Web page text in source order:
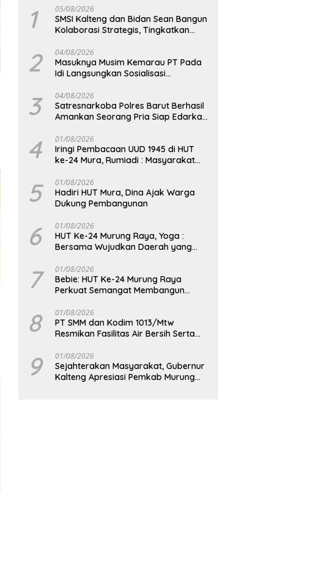
1 05/08/2026
SMSI Kalteng dan Bidan Sean Bangun
Kolaborasi Strategis, Tingkatkan
2 04/08/2026
Masuknya Musim Kemarau PT Pada
Idi Langsungkan Sosialisasi
3 04/08/2026
Satresnarkoba Polres Barut Berhasil
Amankan Seorang Pria Siap Edarkan
Gram
4 01/08/2026
Iringi Pembacaan UUD 1945 di HUT
ke-24 Mura, Rumiadi : Masyarakat
yang Lebih Besar
5 01/08/2026
Hadiri HUT Mura, Dina Ajak Warga
Dukung Pembangunan
6 01/08/2026
HUT Ke-24 Murung Raya, Yoga :
Bersama Wujudkan Daerah yang
7 01/08/2026
Bebie: HUT Ke-24 Murung Raya
Perkuat Semangat Membangun
8 01/08/2026
PT SMM dan Kodim 1013/Mtw
Resmikan Fasilitas Air Bersih Serta
Masyarakat
9 01/08/2026
Sejahterakan Masyarakat, Gubernur
Kalteng Apresiasi Pemkab Murung